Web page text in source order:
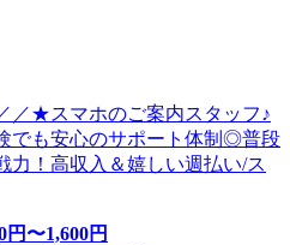
／★スマホのご案内スタッフ♪
でも安心のサポート体制◎普段
力！高収入＆嬉しい週払い/ス
円〜1,600円